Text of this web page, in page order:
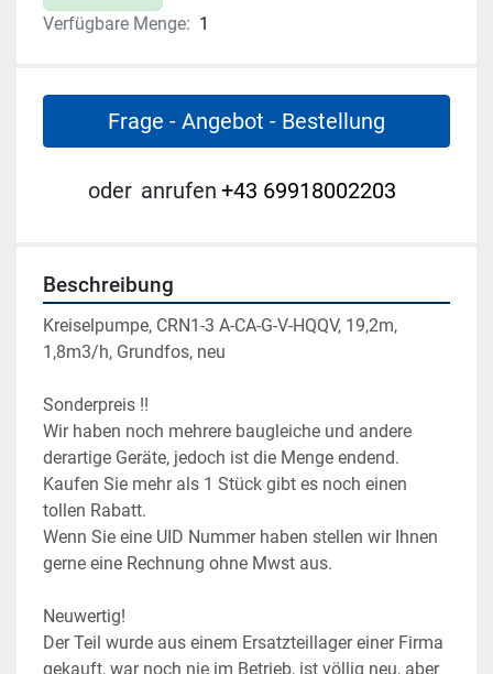
Verfügbare Menge: 1
Frage - Angebot - Bestellung
oder anrufen +43 69918002203
Beschreibung
Kreiselpumpe, CRN1-3 A-CA-G-V-HQQV, 19,2m,
1,8m3/h, Grundfos, neu
Sonderpreis !!
Wir haben noch mehrere baugleiche und andere
derartige Geräte, jedoch ist die Menge endend.
Kaufen Sie mehr als 1 Stück gibt es noch einen
tollen Rabatt.
Wenn Sie eine UID Nummer haben stellen wir Ihnen
gerne eine Rechnung ohne Mwst aus.
Neuwertig!
Der Teil wurde aus einem Ersatzteillager einer Firma
gekauft, war noch nie im Betrieb, ist völlig neu, aber